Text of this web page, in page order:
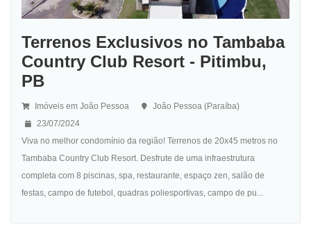
Terrenos Exclusivos no Tambaba
Country Club Resort - Pitimbu,
PB
Imóveis em João Pessoa
João Pessoa (Paraíba)
23/07/2024
Viva no melhor condomínio da região! Terrenos de 20x45 metros no
Tambaba Country Club Resort. Desfrute de uma infraestrutura
completa com 8 piscinas, spa, restaurante, espaço zen, salão de
festas, campo de futebol, quadras poliesportivas, campo de pu...